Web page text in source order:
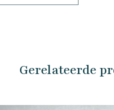
Gerelateerde